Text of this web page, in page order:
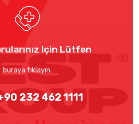
Için Lütfen
buraya tıklayın.
232 462 1111